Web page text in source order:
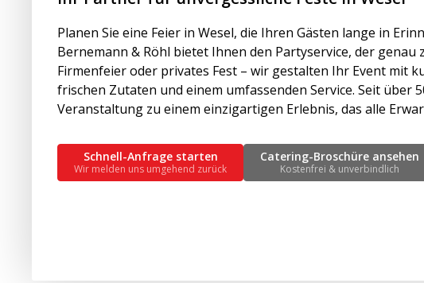
Planen Sie eine Feier in Wesel, die Ihren Gästen lange in
Bernemann & Röhl bietet Ihnen den Partyservice, der genau
Firmenfeier oder privates Fest – wir gestalten Ihr Event mit
frischen Zutaten und einem umfassenden Service. Seit über
Veranstaltung zu einem einzigartigen Erlebnis, das alle
Schnell-Anfrage starten
Wir melden uns umgehend zurück
Catering-Broschüre ansehen
Kostenfrei & unverbindlich